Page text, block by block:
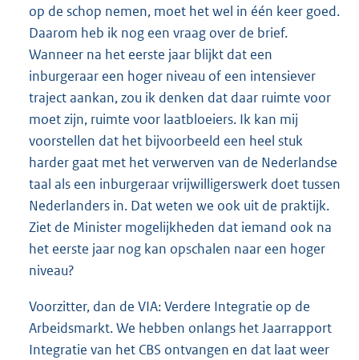
op de schop nemen, moet het wel in één keer goed.
Daarom heb ik nog een vraag over de brief.
Wanneer na het eerste jaar blijkt dat een
inburgeraar een hoger niveau of een intensiever
traject aankan, zou ik denken dat daar ruimte voor
moet zijn, ruimte voor laatbloeiers. Ik kan mij
voorstellen dat het bijvoorbeeld een heel stuk
harder gaat met het verwerven van de Nederlandse
taal als een inburgeraar vrijwilligerswerk doet tussen
Nederlanders in. Dat weten we ook uit de praktijk.
Ziet de Minister mogelijkheden dat iemand ook na
het eerste jaar nog kan opschalen naar een hoger
niveau?
Voorzitter, dan de VIA: Verdere Integratie op de
Arbeidsmarkt. We hebben onlangs het Jaarrapport
Integratie van het CBS ontvangen en dat laat weer